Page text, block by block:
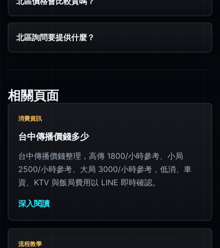
北區詢問要提供什麼？
相關頁面
消費資訊
台中傳播價錢多少
台中傳播價錢整理，高傳 1800/小時參考、小局
2500/小時參考、大局 3000/小時參考，低消、車
資、KTV 與飯局費用以 LINE 即時確認。
深入閱讀
流程教學